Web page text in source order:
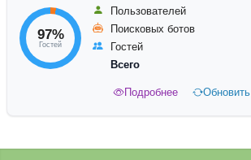
97%
Гостей
Пользователей
Поисковых ботов
Гостей
Всего
Подробнее Обновить